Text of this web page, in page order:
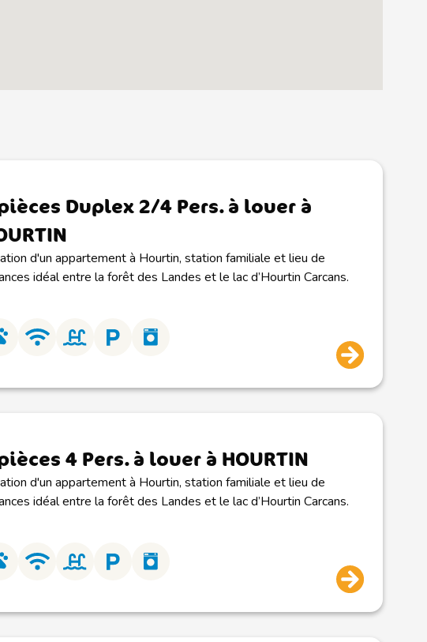
Duplex 2/4 Pers. à louer à
d'un appartement à Hourtin, station familiale et lieu de
idéal entre la forêt des Landes et le lac d’Hourtin Carcans.
4 Pers. à louer à HOURTIN
d'un appartement à Hourtin, station familiale et lieu de
idéal entre la forêt des Landes et le lac d’Hourtin Carcans.